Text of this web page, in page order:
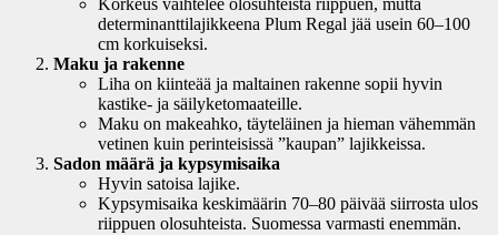
Korkeus vaihtelee olosuhteista riippuen, mutta
determinanttilajikkeena Plum Regal jää usein 60–100
cm korkuiseksi.
Maku ja rakenne
Liha on kiinteää ja maltainen rakenne sopii hyvin
kastike- ja säilyketomaateille.
Maku on makeahko, täyteläinen ja hieman vähemmän
vetinen kuin perinteisissä ”kaupan” lajikkeissa.
Sadon määrä ja kypsymisaika
Hyvin satoisa lajike.
Kypsymisaika keskimäärin 70–80 päivää siirrosta ulos
riippuen olosuhteista. Suomessa varmasti enemmän.